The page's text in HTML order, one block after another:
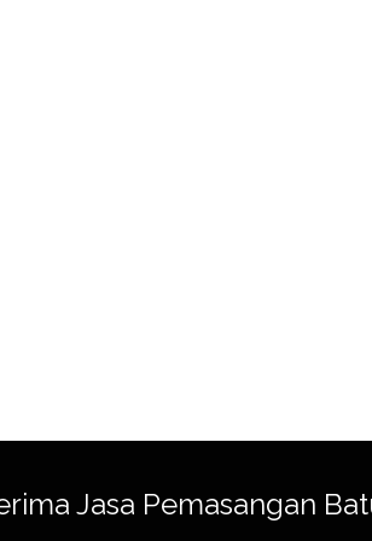
Jasa Pemasangan